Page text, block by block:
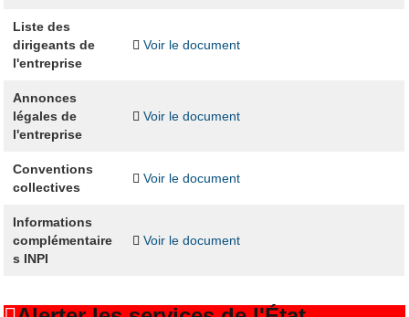
Liste des
dirigeants de
l'entreprise
Voir le document
Annonces
légales de
l'entreprise
Voir le document
Conventions
collectives
Voir le document
Informations
complémentaire
s INPI
Voir le document